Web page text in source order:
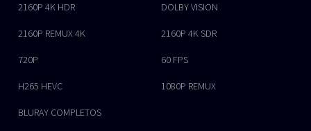
2160P 4K HDR DOLBY VISION
2160P REMUX 4K 2160P 4K SDR
720P 60 FPS
H265 HEVC 1080P REMUX
BLURAY COMPLETOS